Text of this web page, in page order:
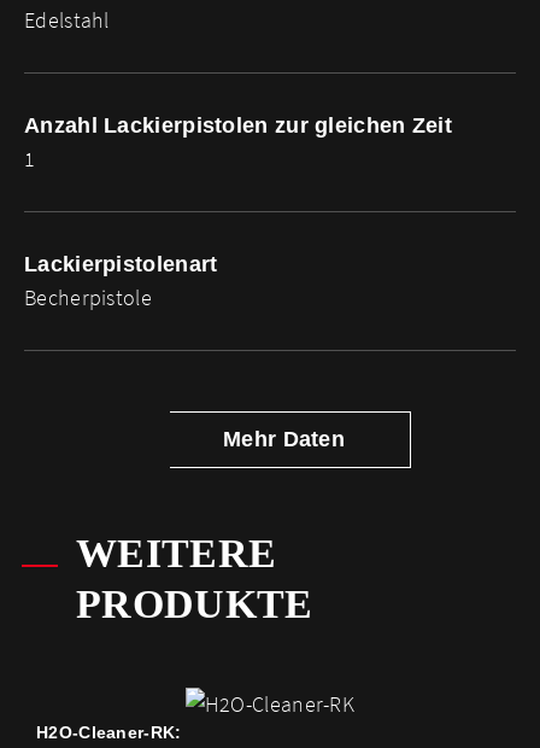
Edelstahl
Anzahl Lackierpistolen zur gleichen Zeit
1
Lackierpistolenart
Becherpistole
Mehr Daten
WEITERE
PRODUKTE
H2O-Cleaner-RK: